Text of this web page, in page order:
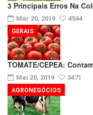
3 Principais Erros Na
Mar 20, 2019 4544
TOMATE/CEPEA:
Mai 20, 2019 3471
GERAIS
AGRONEGÓCIOS